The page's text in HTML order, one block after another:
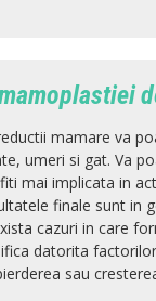
mamare va
umeri si gat. Va
mai implicata in
finale sunt in
cazuri in care
datorita
sau